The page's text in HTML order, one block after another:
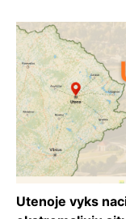
Utenoje vyks